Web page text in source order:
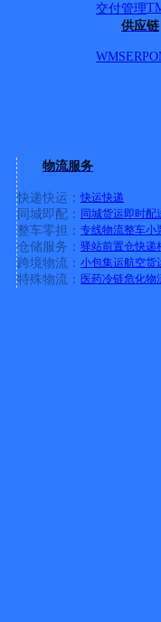
交付管理
供应链
WMSERP
物流服务
快递快运： 快运快递
同城即配： 同城货运即时配
整车零担： 专线物流整车小
仓储服务： 驿站前置仓快递
跨境物流： 小包集运航空货
特殊物流： 医药冷链危化物